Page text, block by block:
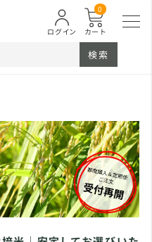
カート
0
ログイン
検索